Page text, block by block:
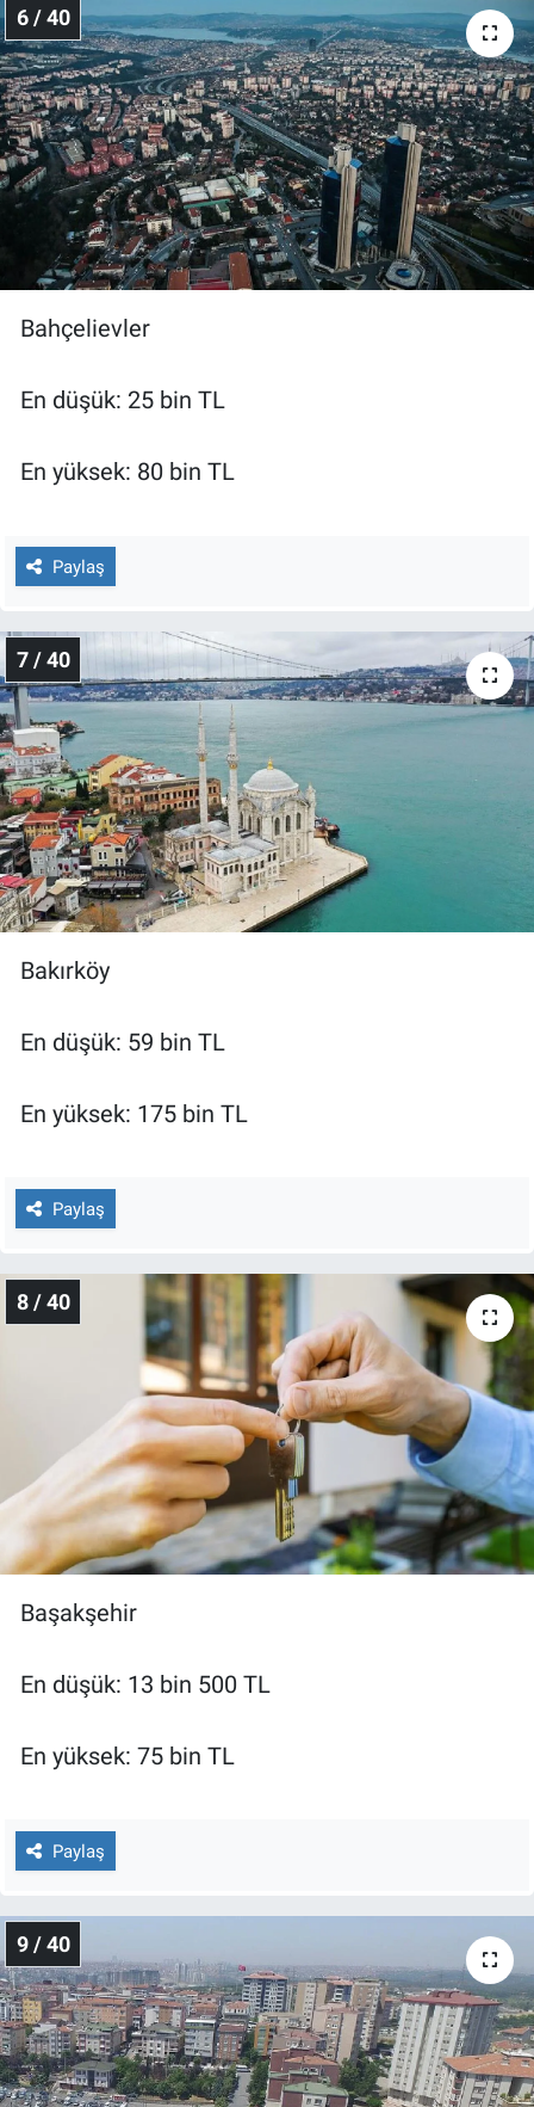
6 / 40
Bahçelievler
En düşük: 25 bin TL
En yüksek: 80 bin TL
Paylaş
7 / 40
Bakırköy
En düşük: 59 bin TL
En yüksek: 175 bin TL
Paylaş
8 / 40
Başakşehir
En düşük: 13 bin 500 TL
En yüksek: 75 bin TL
Paylaş
9 / 40